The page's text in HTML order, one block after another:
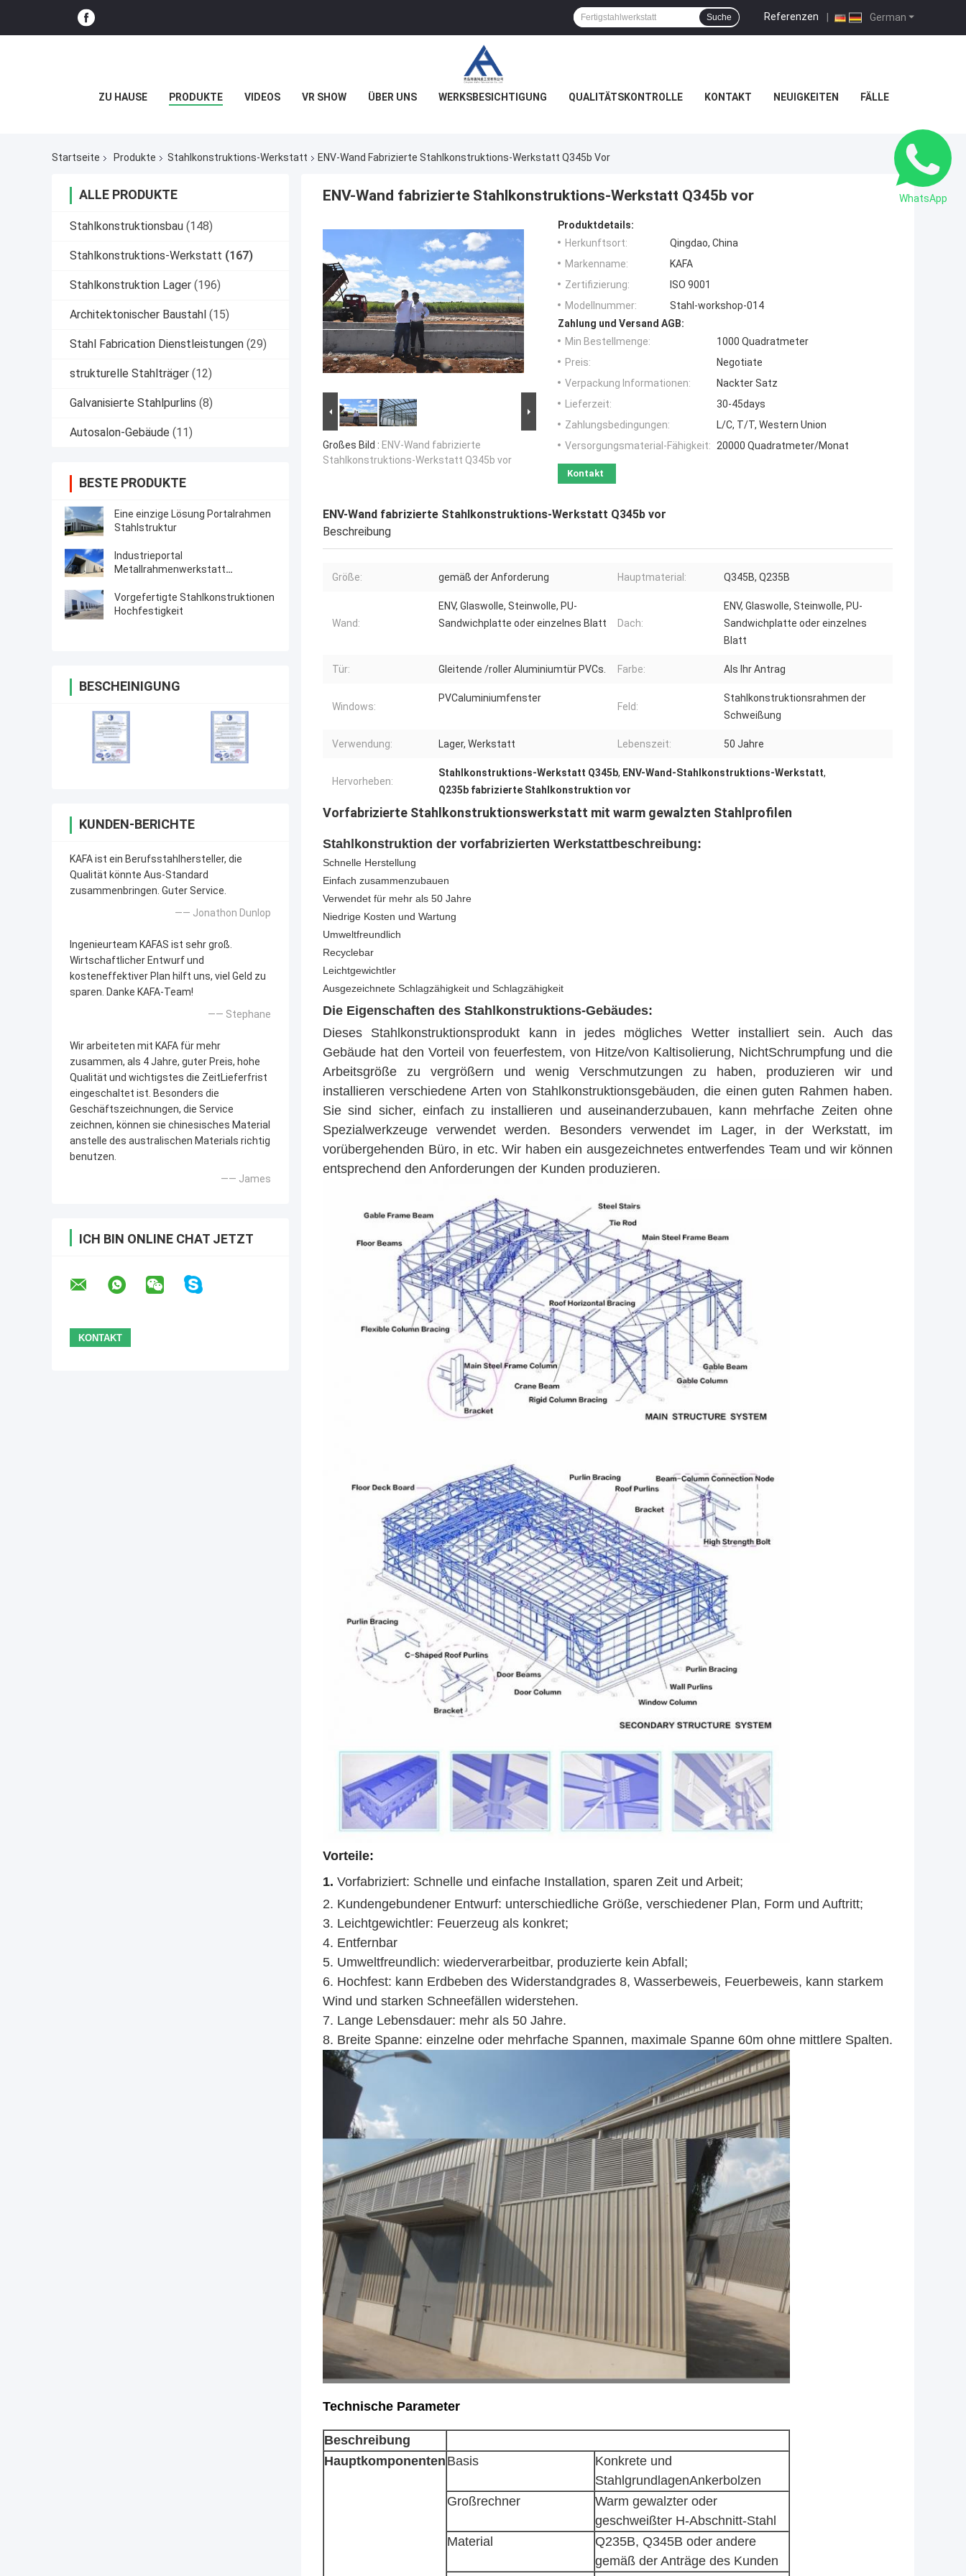
German
Referenzen |
Suche
ZU HAUSE PRODUKTE VIDEOS VR SHOW ÜBER UNS WERKSBESICHTIGUNG QUALITÄTSKONTROLLE KONTAKT NEUIGKEITEN FÄLLE
Startseite Produkte Stahlkonstruktions-Werkstatt ENV-Wand Fabrizierte Stahlkonstruktions-Werkstatt Q345b Vor
ALLE PRODUKTE
Stahlkonstruktionsbau (148)
Stahlkonstruktions-Werkstatt (167)
Stahlkonstruktion Lager (196)
Architektonischer Baustahl (15)
Stahl Fabrication Dienstleistungen (29)
strukturelle Stahlträger (12)
Galvanisierte Stahlpurlins (8)
Autosalon-Gebäude (11)
BESTE PRODUKTE
Eine einzige Lösung Portalrahmen
Stahlstruktur
Industrieportal
Metallrahmenwerkstatt
Vorgefertigte Stahlkonstruktionen
Hochfestigkeit
BESCHEINIGUNG
KUNDEN-BERICHTE
KAFA ist ein Berufsstahlhersteller, die
Qualität könnte Aus-Standard
zusammenbringen. Guter Service.
—— Jonathon Dunlop
Ingenieurteam KAFAS ist sehr groß.
Wirtschaftlicher Entwurf und
kosteneffektiver Plan hilft uns, viel Geld zu
sparen. Danke KAFA-Team!
—— Stephane
Wir arbeiteten mit KAFA für mehr
zusammen, als 4 Jahre, guter Preis, hohe
Qualität und wichtigstes die ZeitLieferfrist
eingeschaltet ist. Besonders die
Geschäftszeichnungen, die Service
zeichnen, können sie chinesisches Material
anstelle des australischen Materials richtig
benutzen.
—— James
ICH BIN ONLINE CHAT JETZT
ENV-Wand fabrizierte Stahlkonstruktions-Werkstatt Q345b vor
Großes Bild : ENV-Wand fabrizierte
Stahlkonstruktions-Werkstatt Q345b vor
Produktdetails:
Herkunftsort:
Qingdao, China
Markenname:
KAFA
Zertifizierung:
ISO 9001
Modellnummer:
Stahl-workshop-014
Zahlung und Versand AGB:
Min Bestellmenge:
1000 Quadratmeter
Preis:
Negotiate
Verpackung Informationen:
Nackter Satz
Lieferzeit:
30-45days
Zahlungsbedingungen:
L/C, T/T, Western Union
Versorgungsmaterial-Fähigkeit: 20000 Quadratmeter/Monat
Kontakt
ENV-Wand fabrizierte Stahlkonstruktions-Werkstatt Q345b vor
Beschreibung
Größe: gemäß der Anforderung Hauptmaterial: Q345B, Q235B
Wand:
ENV, Glaswolle, Steinwolle, PU-
Sandwichplatte oder einzelnes Blatt
Dach:
ENV, Glaswolle, Steinwolle, PU-
Sandwichplatte oder einzelnes
Blatt
Tür: Gleitende /roller Aluminiumtür PVCs. Farbe: Als Ihr Antrag
Windows:
PVCaluminiumfenster
Feld:
Stahlkonstruktionsrahmen der
Schweißung
Verwendung: Lager, Werkstatt Lebenszeit: 50 Jahre
Hervorheben:
Stahlkonstruktions-Werkstatt Q345b, ENV-Wand-Stahlkonstruktions-Werkstatt,
Q235b fabrizierte Stahlkonstruktion vor
Vorfabrizierte Stahlkonstruktionswerkstatt mit warm gewalzten Stahlprofilen
Stahlkonstruktion der vorfabrizierten Werkstattbeschreibung:
Schnelle Herstellung
Einfach zusammenzubauen
Verwendet für mehr als 50 Jahre
Niedrige Kosten und Wartung
Umweltfreundlich
Recyclebar
Leichtgewichtler
Ausgezeichnete Schlagzähigkeit und Schlagzähigkeit
Die Eigenschaften des Stahlkonstruktions-Gebäudes:
Dieses Stahlkonstruktionsprodukt kann in jedes mögliches Wetter installiert sein. Auch das
Gebäude hat den Vorteil von feuerfestem, von Hitze/von Kaltisolierung, NichtSchrumpfung und die
Arbeitsgröße zu vergrößern und wenig Verschmutzungen zu haben, produzieren wir und
installieren verschiedene Arten von Stahlkonstruktionsgebäuden, die einen guten Rahmen haben.
Sie sind sicher, einfach zu installieren und auseinanderzubauen, kann mehrfache Zeiten ohne
Spezialwerkzeuge verwendet werden. Besonders verwendet im Lager, in der Werkstatt, im
vorübergehenden Büro, in etc. Wir haben ein ausgezeichnetes entwerfendes Team und wir können
entsprechend den Anforderungen der Kunden produzieren.
Vorteile:
1. Vorfabriziert: Schnelle und einfache Installation, sparen Zeit und Arbeit;
2. Kundengebundener Entwurf: unterschiedliche Größe, verschiedener Plan, Form und Auftritt;
3. Leichtgewichtler: Feuerzeug als konkret;
4. Entfernbar
5. Umweltfreundlich: wiederverarbeitbar, produzierte kein Abfall;
6. Hochfest: kann Erdbeben des Widerstandgrades 8, Wasserbeweis, Feuerbeweis, kann starkem
Wind und starken Schneefällen widerstehen.
7. Lange Lebensdauer: mehr als 50 Jahre.
8. Breite Spanne: einzelne oder mehrfache Spannen, maximale Spanne 60m ohne mittlere Spalten.
Technische Parameter
Beschreibung
Hauptkomponenten Basis
Konkrete und
StahlgrundlagenAnkerbolzen
Großrechner
Warm gewalzter oder
geschweißter H-Abschnitt-Stahl
Material
Q235B, Q345B oder andere
gemäß der Anträge des Kunden
WhatsApp